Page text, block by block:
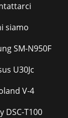
siamo
SM-N950F
U30Jc
V-4
DSC-T100